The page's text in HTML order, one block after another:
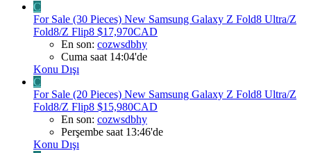
C
For Sale (30 Pieces) New Samsung Galaxy Z Fold8 Ultra/Z
Fold8/Z Flip8 $17,970CAD
En son: cozwsdbhy
Cuma saat 14:04'de
Konu Dışı
C
For Sale (20 Pieces) New Samsung Galaxy Z Fold8 Ultra/Z
Fold8/Z Flip8 $15,980CAD
En son: cozwsdbhy
Perşembe saat 13:46'de
Konu Dışı